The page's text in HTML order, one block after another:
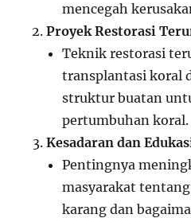
mencegah
Proyek Restorasi
Teknik restorasi
transplantasi koral
struktur buatan
pertumbuhan koral.
Kesadaran dan
Pentingnya
masyarakat
karang dan